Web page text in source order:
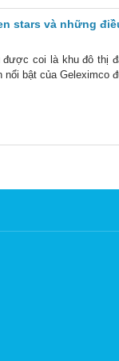
stars và những
coi là khu đô thị
bật của Geleximco